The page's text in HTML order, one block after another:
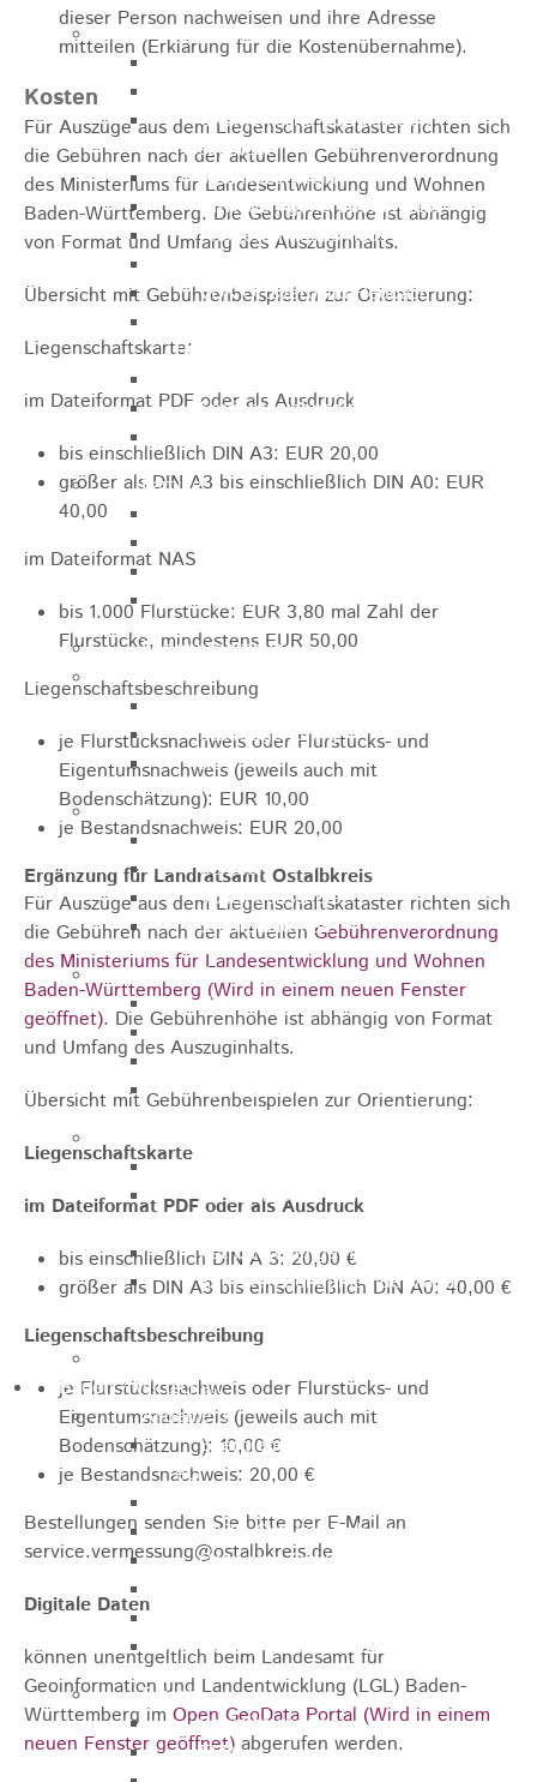
Pflegeangebote
Pflegeberatung
Ökumenische Sozialstation
Rosenstein
Villa Rosenstein
DRK Mehrgenerationenhaus
Pflegewohnhaus Haus Kielwein
VDK Ortsverband Heubach
Heubach
Seniorenwohnanlage Haus Hohgarten
Familie
Kinderfest
Ferienprogramm
Jugend
Jugendbüro
Stadtjugendring
JIL
Betreuung & Bildung
Kindertagesstätten
Schulen
Volkshochschule
Stadtbibliothek
Gesundheit & Medizin
Notrufe
Notdienste
Ärzte
Apotheken
Kirchen
Evangelisch - Freikirchliche
Kath. Kirchengemeinde St. Bernhard
Kath. Kirchengemeinde Mariä
Bauen / Wirtschaft
Allgemein
Energiegenossenschaft Rosenstein
eG
WiRO Ostwürttemberg
Geoportal Ostwürttemberg
Gewerbe- und Handelsverein
Bauen
Bauleitplanung
ELR
dieser Person nachweisen und ihre Adresse
mitteilen (Erklärung für die Kostenübernahme).
Kosten
Für Auszüge aus dem Liegenschaftskataster richten sich
die Gebühren nach der aktuellen Gebührenverordnung
des Ministeriums für Landesentwicklung und Wohnen
Baden-Württemberg. Die Gebührenhöhe ist abhängig
von Format und Umfang des Auszuginhalts.
Übersicht mit Gebührenbeispielen zur Orientierung:
Liegenschaftskarte:
im Dateiformat PDF oder als Ausdruck
bis einschließlich DIN A3: EUR 20,00
größer als DIN A3 bis einschließlich DIN A0: EUR
40,00
im Dateiformat NAS
bis 1.000 Flurstücke: EUR 3,80 mal Zahl der
Flurstücke, mindestens EUR 50,00
Liegenschaftsbeschreibung
je Flurstücksnachweis oder Flurstücks- und
Eigentumsnachweis (jeweils auch mit
Bodenschätzung): EUR 10,00
je Bestandsnachweis: EUR 20,00
Ergänzung für Landratsamt Ostalbkreis
Für Auszüge aus dem Liegenschaftskataster richten sich
die Gebühren nach der aktuellen Gebührenverordnung
des Ministeriums für Landesentwicklung und Wohnen
Baden-Württemberg (Wird in einem neuen Fenster
geöffnet). Die Gebührenhöhe ist abhängig von Format
und Umfang des Auszuginhalts.
Übersicht mit Gebührenbeispielen zur Orientierung:
Liegenschaftskarte
im Dateiformat PDF oder als Ausdruck
bis einschließlich DIN A 3: 20,00 €
größer als DIN A3 bis einschließlich DIN A0: 40,00 €
Liegenschaftsbeschreibung
je Flurstücksnachweis oder Flurstücks- und
Eigentumsnachweis (jeweils auch mit
Bodenschätzung): 10,00 €
je Bestandsnachweis: 20,00 €
Bestellungen senden Sie bitte per E-Mail an
service.vermessung@ostalbkreis.de
Digitale Daten
können unentgeltlich beim Landesamt für
Geoinformation und Landentwicklung (LGL) Baden-
Württemberg im Open GeoData Portal (Wird in einem
neuen Fenster geöffnet) abgerufen werden.